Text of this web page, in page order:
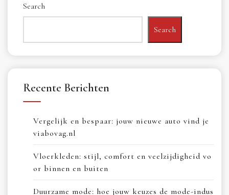
Search
Search
Recente Berichten
Vergelijk en bespaar: jouw nieuwe auto vind je
viabovag.nl
Vloerkleden: stijl, comfort en veelzijdigheid vo
or binnen en buiten
Duurzame mode: hoe jouw keuzes de mode-indus